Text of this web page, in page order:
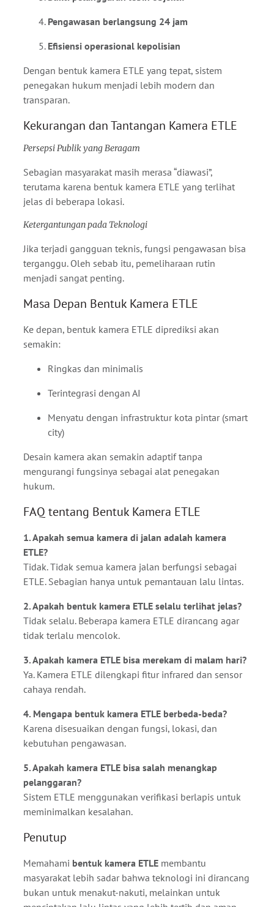
Pengawasan berlangsung 24 jam
Efisiensi operasional kepolisian
Dengan bentuk kamera ETLE yang tepat, sistem
penegakan hukum menjadi lebih modern dan
transparan.
Kekurangan dan Tantangan Kamera ETLE
Persepsi Publik yang Beragam
Sebagian masyarakat masih merasa “diawasi”,
terutama karena bentuk kamera ETLE yang terlihat
jelas di beberapa lokasi.
Ketergantungan pada Teknologi
Jika terjadi gangguan teknis, fungsi pengawasan bisa
terganggu. Oleh sebab itu, pemeliharaan rutin
menjadi sangat penting.
Masa Depan Bentuk Kamera ETLE
Ke depan, bentuk kamera ETLE diprediksi akan
semakin:
Ringkas dan minimalis
Terintegrasi dengan AI
Menyatu dengan infrastruktur kota pintar (smart
city)
Desain kamera akan semakin adaptif tanpa
mengurangi fungsinya sebagai alat penegakan
hukum.
FAQ tentang Bentuk Kamera ETLE
1. Apakah semua kamera di jalan adalah kamera
ETLE?
Tidak. Tidak semua kamera jalan berfungsi sebagai
ETLE. Sebagian hanya untuk pemantauan lalu lintas.
2. Apakah bentuk kamera ETLE selalu terlihat jelas?
Tidak selalu. Beberapa kamera ETLE dirancang agar
tidak terlalu mencolok.
3. Apakah kamera ETLE bisa merekam di malam hari?
Ya. Kamera ETLE dilengkapi fitur infrared dan sensor
cahaya rendah.
4. Mengapa bentuk kamera ETLE berbeda-beda?
Karena disesuaikan dengan fungsi, lokasi, dan
kebutuhan pengawasan.
5. Apakah kamera ETLE bisa salah menangkap
pelanggaran?
Sistem ETLE menggunakan verifikasi berlapis untuk
meminimalkan kesalahan.
Penutup
Memahami bentuk kamera ETLE membantu
masyarakat lebih sadar bahwa teknologi ini dirancang
bukan untuk menakut-nakuti, melainkan untuk